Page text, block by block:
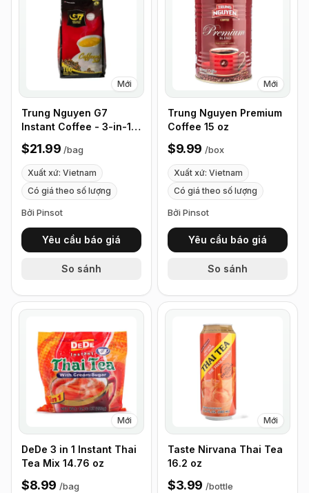
Mới
Trung Nguyen G7
Instant Coffee - 3-in-1
with NANO+
Technology, Roasted
Ground Blend, Non-
dairy Creamer & Sugar
(100 Sticks)
$21.99 /bag
Xuất xứ: Vietnam
Có giá theo số lượng
Bởi Pinsot
Yêu cầu báo giá
So sánh
Mới
Trung Nguyen Premium
Coffee 15 oz
$9.99 /box
Xuất xứ: Vietnam
Có giá theo số lượng
Bởi Pinsot
Yêu cầu báo giá
So sánh
Mới
DeDe 3 in 1 Instant Thai
Tea Mix 14.76 oz
$8.99 /bag
Mới
Taste Nirvana Thai Tea
16.2 oz
$3.99 /bottle